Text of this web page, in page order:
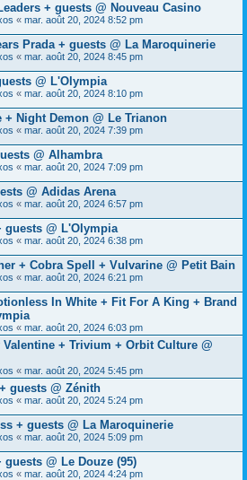
+ guests @ Nouveau Casino
« mar. août 20, 2024 8:52 pm
Prada + guests @ La Maroquinerie
« mar. août 20, 2024 8:45 pm
@ L'Olympia
« mar. août 20, 2024 8:10 pm
+ Night Demon @ Le Trianon
« mar. août 20, 2024 7:39 pm
@ Alhambra
« mar. août 20, 2024 7:09 pm
@ Adidas Arena
« mar. août 20, 2024 6:57 pm
guests @ L'Olympia
« mar. août 20, 2024 6:38 pm
+ Cobra Spell + Vulvarine @ Petit Bain
« mar. août 20, 2024 6:21 pm
In White + Fit For A King + Brand
« mar. août 20, 2024 6:03 pm
+ Trivium + Orbit Culture @
« mar. août 20, 2024 5:45 pm
guests @ Zénith
« mar. août 20, 2024 5:24 pm
+ guests @ La Maroquinerie
« mar. août 20, 2024 5:09 pm
@ Le Douze (95)
« mar. août 20, 2024 4:24 pm